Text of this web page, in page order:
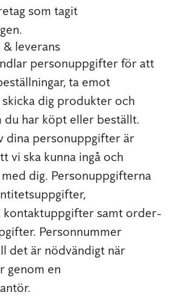
som tagit
& leverans
personuppgifter för att
ta emot
dig produkter och
du har köpt eller beställt.
dina personuppgifter är
vi ska kunna ingå och
dig. Personuppgifterna
kontaktuppgifter samt order-
Personnummer
det är nödvändigt när
genom en